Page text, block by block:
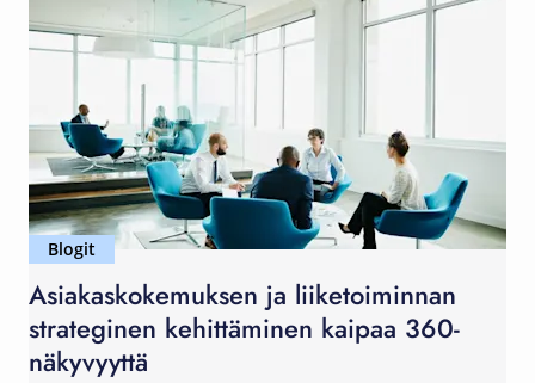
Blogit
Asiakaskokemuksen ja liiketoiminnan
strateginen kehittäminen kaipaa 360-
näkyvyyttä